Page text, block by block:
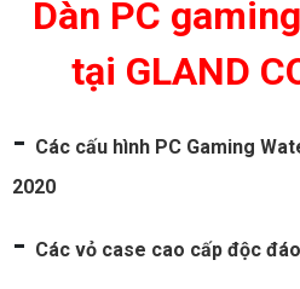
Dàn PC
tại GLAND
- Các cấu hình PC Gaming
2020
- Các vỏ case cao cấp độc